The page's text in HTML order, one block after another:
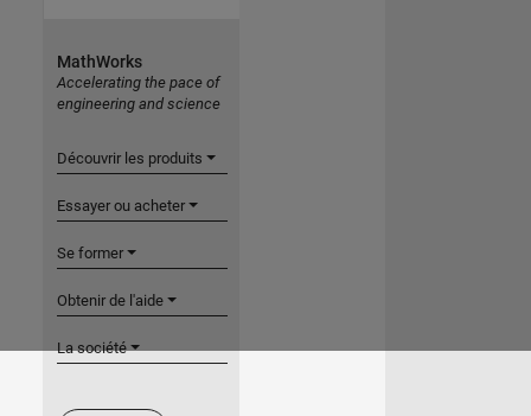
MathWorks
Accelerating the pace of
engineering and science
Découvrir les produits
Essayer ou acheter
Se former
Obtenir de l'aide
La société